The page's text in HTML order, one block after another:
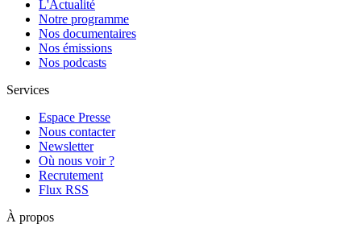
L'Actualité
Notre programme
Nos documentaires
Nos émissions
Nos podcasts
Services
Espace Presse
Nous contacter
Newsletter
Où nous voir ?
Recrutement
Flux RSS
À propos